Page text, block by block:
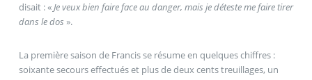
disait : «Je veux bien faire face au danger, mais je déteste me faire tirer
dans le dos ».
La première saison de Francis se résume en quelques chiffres :
soixante secours effectués et plus de deux cents treuillages, un